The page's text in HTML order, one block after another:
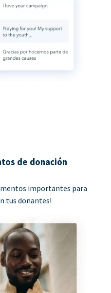
de donación
importantes para
tus donantes!